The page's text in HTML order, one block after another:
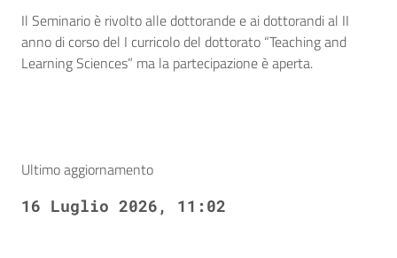
Il Seminario è rivolto alle dottorande e ai dottorandi al II
anno di corso del I curricolo del dottorato “Teaching and
Learning Sciences” ma la partecipazione è aperta.
Ultimo aggiornamento
16 Luglio 2026, 11:02